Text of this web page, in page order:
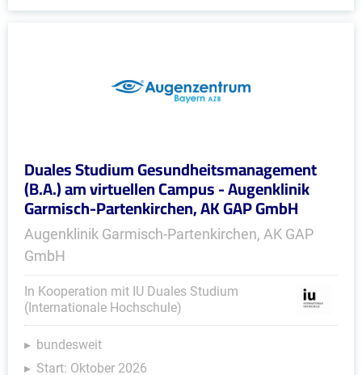
Duales Studium Gesundheitsmanagement
(B.A.) am virtuellen Campus - Augenklinik
Garmisch-Partenkirchen, AK GAP GmbH
Augenklinik Garmisch-Partenkirchen, AK GAP
GmbH
In Kooperation mit IU Duales Studium
(Internationale Hochschule)
bundesweit
Start: Oktober 2026